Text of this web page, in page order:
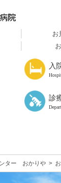
お
入
診
ター おかりや >